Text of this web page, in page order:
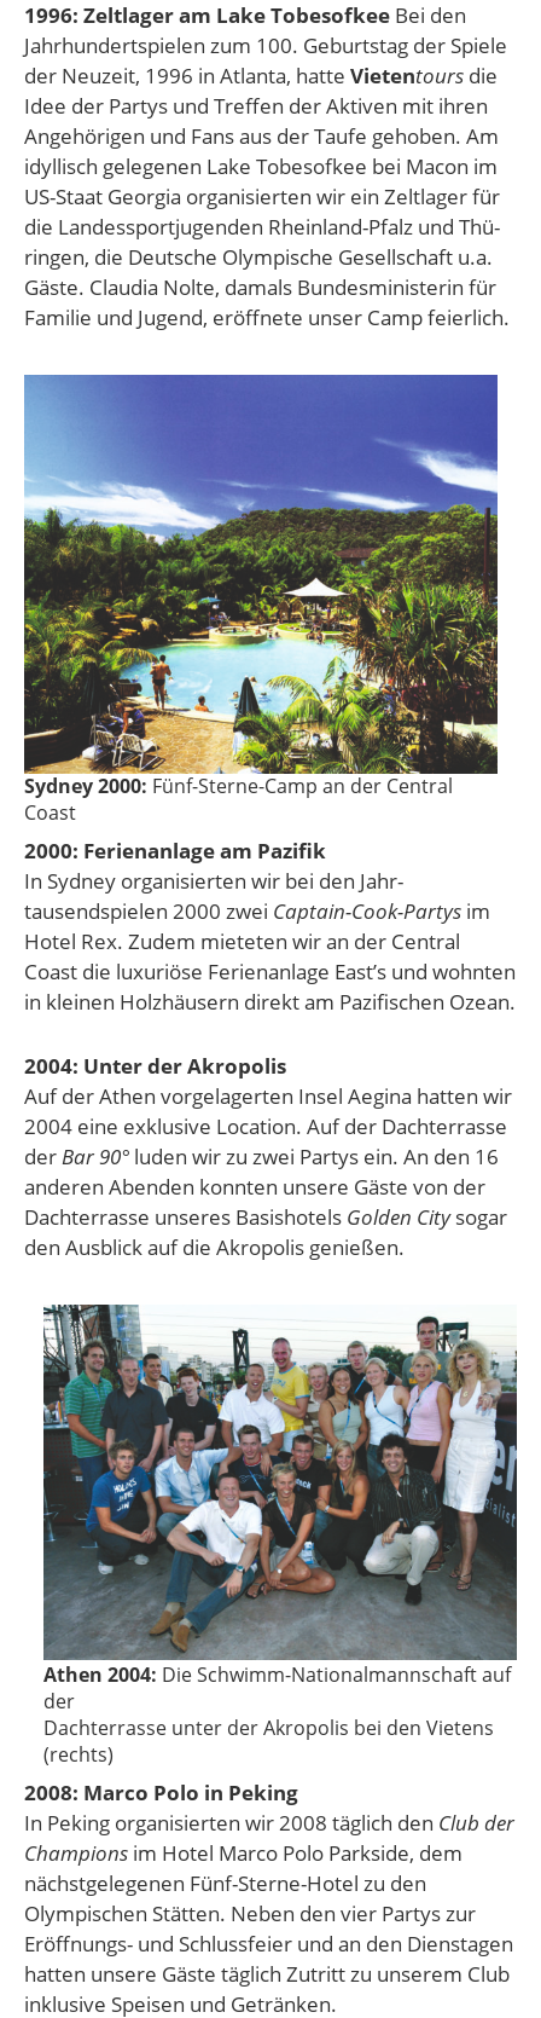
1996: Zeltlager am Lake Tobesofkee Bei den
Jahrhundertspielen zum 100. Geburts­tag der Spiele
der Neuzeit, 1996 in Atlanta, hatte Vietentours die
Idee der Partys und Treffen der Aktiven mit ihren
Angehörigen und Fans aus der Taufe gehoben. Am
idyllisch gelegenen Lake Tobesofkee bei Macon im
US-Staat Georgia organisierten wir ein Zelt­lager für
die Landessport­jugenden Rhein­­land-Pfalz und Thü­
ringen, die Deut­sche Olympi­sche Gesellschaft u.a.
Gäste. Claudia Nolte, damals Bundesministerin für
Familie und Jugend, eröffnete unser Camp feierlich.
Sydney 2000: Fünf-Sterne-Camp an der Central
Coast
2000: Ferienanlage am Pazifik
In Sydney organisierten wir bei den Jahr­
tausendspielen 2000 zwei Captain-Cook-Partys im
Hotel Rex. Zudem mieteten wir an der Central
Coast die luxuriöse Ferienanla­ge East’s und wohnten
in kleinen Holzhäu­sern direkt am Pazifischen Ozean.
2004: Unter der Akropolis
Auf der Athen vorgelagerten Insel Aegina hatten wir
2004 eine exklusive Location. Auf der Dachterrasse
derBar 90° luden wir zu zwei Partys ein. An den 16
anderen Aben­den konnten unsere Gäste von der
Dach­terrasse unseres Basishotels Golden Cityso­gar
den Ausblick auf die Akropolis genießen.
Athen 2004: Die Schwimm-Nationalmannschaft auf
der
Dachterrasse unter der Akropolis bei den Vietens
(rechts)
2008: Marco Polo in Peking
In Peking organisierten wir 2008 täglich den Club der
Champions im Hotel Marco Polo Parkside, dem
nächstgelegenen Fünf-Ster­ne-Hotel zu den
Olympischen Stätten. Neben den vier Partys zur
Eröffnungs- und Schlussfeier und an den Dienstagen
hatten unsere Gäste täglich Zutritt zu unserem Club
inklusive Speisen und Getränken.